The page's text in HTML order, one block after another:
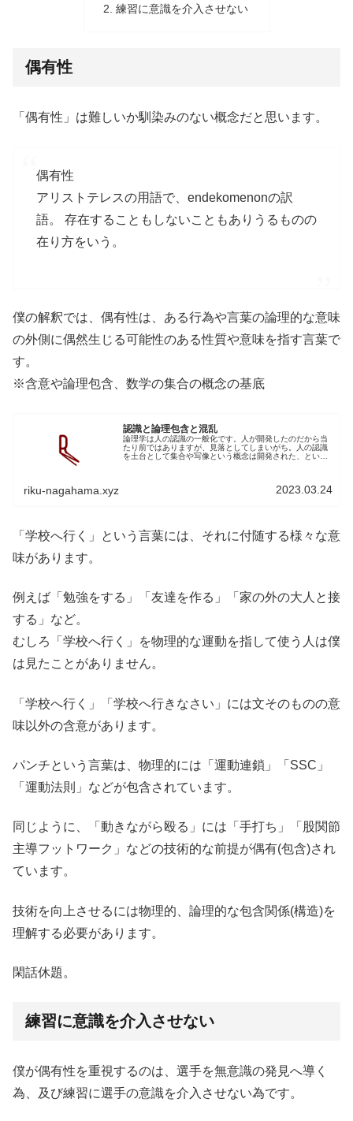
練習に意識を介入させない
偶有性
「偶有性」は難しいか馴染みのない概念だと思います。
偶有性
アリストテレスの用語で、endekomenonの訳
語。 存在することもしないこともありうるものの
在り方をいう。
僕の解釈では、偶有性は、ある行為や言葉の論理的な意味
の外側に偶然生じる可能性のある性質や意味を指す言葉で
す。
※含意や論理包含、数学の集合の概念の基底
認識と論理包含と混乱
論理学は人の認識の一般化です。人が開発したのだから当
たり前ではありますが、見落としてしまいがち。人の認識
を土台として集合や写像という概念は開発された、という
riku-nagahama.xyz 2023.03.24
「学校へ行く」という言葉には、それに付随する様々な意
味があります。
例えば「勉強をする」「友達を作る」「家の外の大人と接
する」など。
むしろ「学校へ行く」を物理的な運動を指して使う人は僕
は見たことがありません。
「学校へ行く」「学校へ行きなさい」には文そのものの意
味以外の含意があります。
パンチという言葉は、物理的には「運動連鎖」「SSC」
「運動法則」などが包含されています。
同じように、「動きながら殴る」には「手打ち」「股関節
主導フットワーク」などの技術的な前提が偶有(包含)され
ています。
技術を向上させるには物理的、論理的な包含関係(構造)を
理解する必要があります。
閑話休題。
練習に意識を介入させない
僕が偶有性を重視するのは、選手を無意識の発見へ導く
為、及び練習に選手の意識を介入させない為です。